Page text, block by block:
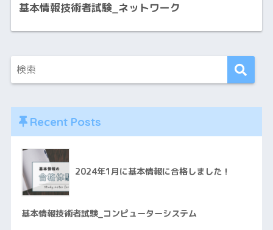
基本情報技術者試験_ネットワーク
Recent Posts
2024年1月に基本情報に合格しました！
基本情報技術者試験_コンピューターシステム